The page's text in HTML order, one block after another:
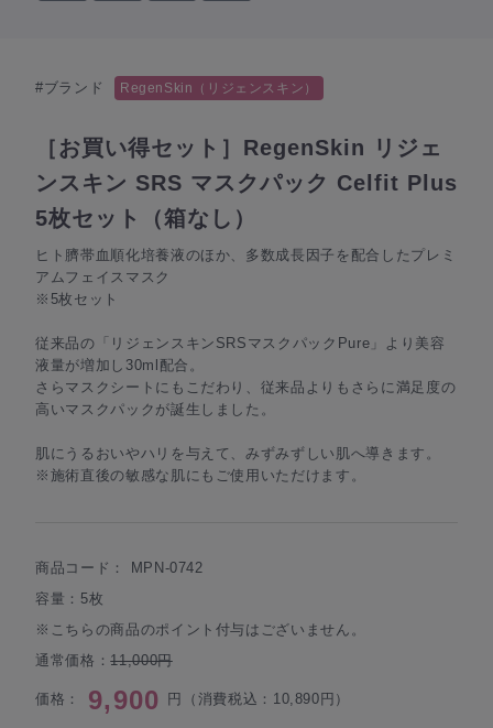
#ブランド RegenSkin（リジェンスキン）
［お買い得セット］RegenSkin リジェ
ンスキン SRS マスクパック Celfit Plus
5枚セット（箱なし）
ヒト臍帯血順化培養液のほか、多数成長因子を配合したプレミ
アムフェイスマスク
※5枚セット
従来品の「リジェンスキンSRSマスクパックPure」より美容
液量が増加し30ml配合。
さらマスクシートにもこだわり、従来品よりもさらに満足度の
高いマスクパックが誕生しました。
肌にうるおいやハリを与えて、みずみずしい肌へ導きます。
※施術直後の敏感な肌にもご使用いただけます。
商品コード： MPN-0742
容量：5枚
※こちらの商品のポイント付与はございません。
通常価格：11,000円
価格： 9,900 円（消費税込：10,890円）